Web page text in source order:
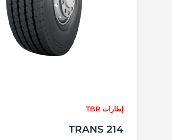
إطارات TBR
TRANS 214